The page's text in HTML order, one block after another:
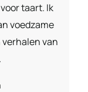
taart. Ik
voedzame
van